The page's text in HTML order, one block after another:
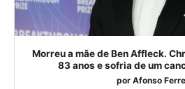
Morreu a mãe de Ben Affleck.
83 anos e sofria de um
por Afonso